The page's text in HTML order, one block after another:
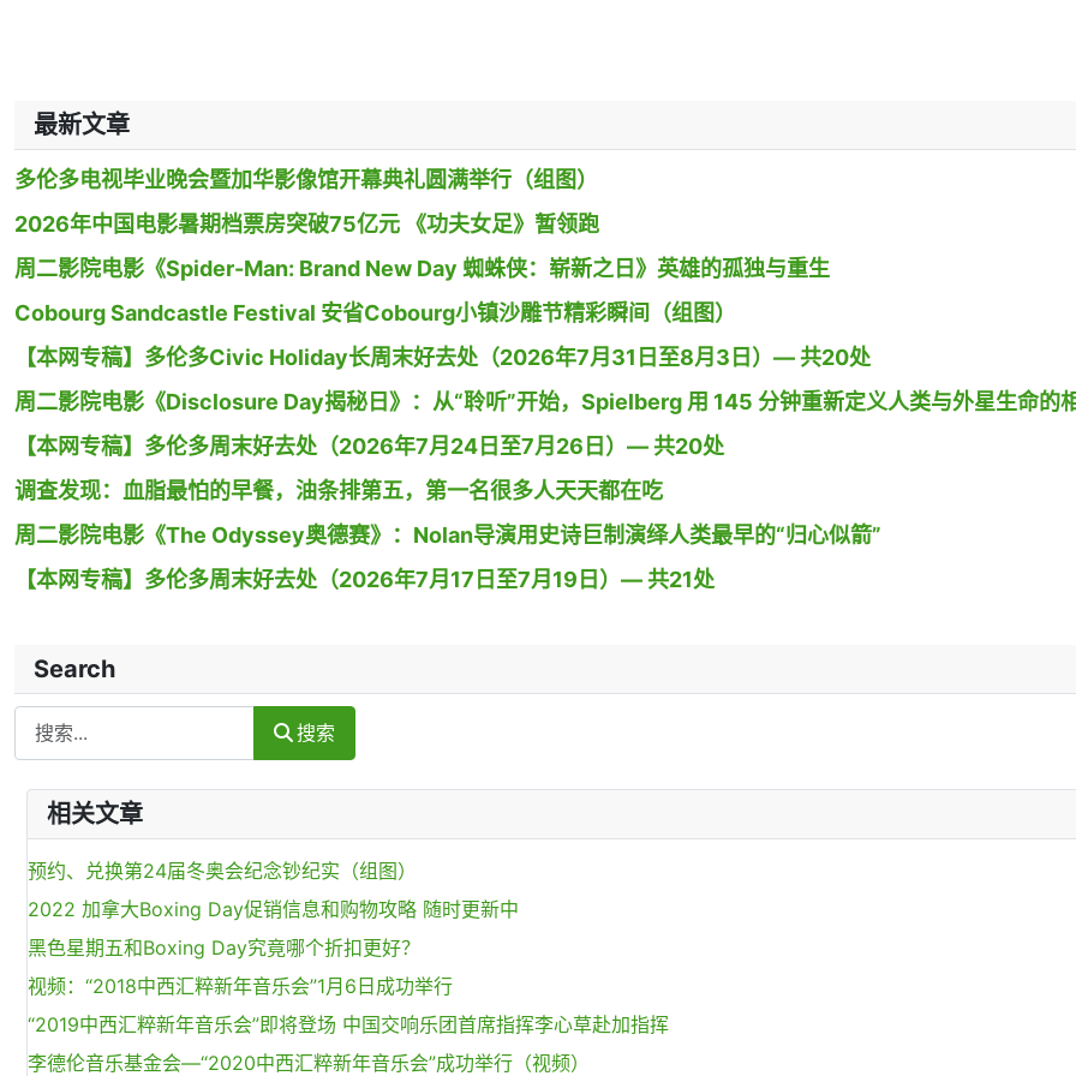
最新文章
多伦多电视毕业晚会暨加华影像馆开幕典礼圆满举行（组图）
2026年中国电影暑期档票房突破75亿元 《功夫女足》暂领跑
周二影院电影《Spider-Man: Brand New Day 蜘蛛侠：崭新之日》英雄的孤独与重生
Cobourg Sandcastle Festival 安省Cobourg小镇沙雕节精彩瞬间（组图）
【本网专稿】多伦多Civic Holiday长周末好去处（2026年7月31日至8月3日）— 共20处
周二影院电影《Disclosure Day揭秘日》：从“聆听”开始，Spielberg 用 145 分钟重新定义人类与外星生命的
【本网专稿】多伦多周末好去处（2026年7月24日至7月26日）— 共20处
调查发现：血脂最怕的早餐，油条排第五，第一名很多人天天都在吃
周二影院电影《The Odyssey奥德赛》：Nolan导演用史诗巨制演绎人类最早的“归心似箭”
【本网专稿】多伦多周末好去处（2026年7月17日至7月19日）— 共21处
Search
Search
搜索
相关文章
预约、兑换第24届冬奥会纪念钞纪实（组图）
2022 加拿大Boxing Day促销信息和购物攻略 随时更新中
黑色星期五和Boxing Day究竟哪个折扣更好？
视频：“2018中西汇粹新年音乐会”1月6日成功举行
“2019中西汇粹新年音乐会”即将登场 中国交响乐团首席指挥李心草赴加指挥
李德伦音乐基金会—“2020中西汇粹新年音乐会”成功举行（视频）